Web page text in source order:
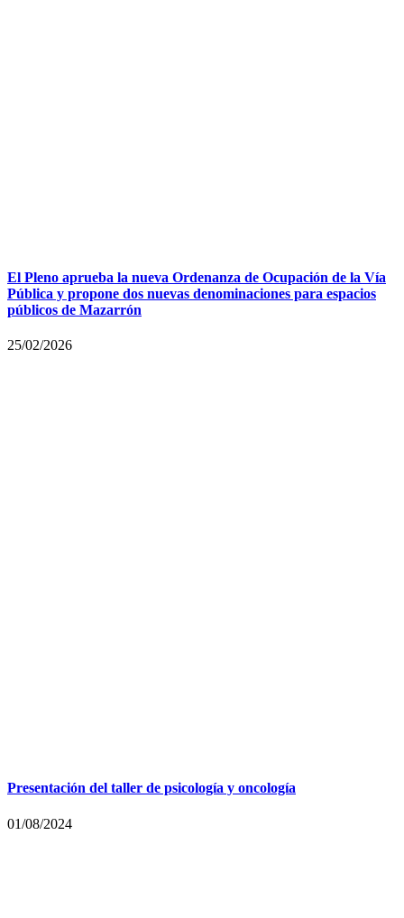
El Pleno aprueba la nueva Ordenanza de Ocupación de la Vía
Pública y propone dos nuevas denominaciones para espacios
públicos de Mazarrón
25/02/2026
Presentación del taller de psicología y oncología
01/08/2024